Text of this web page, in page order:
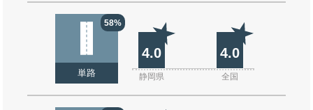
58%
単路
4.0 4.0
静岡県 全国